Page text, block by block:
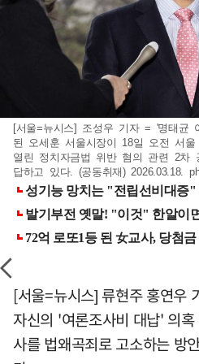
[서울=뉴시스] 조성우 기자 = '명태균
된 오세훈 서울시장이 18일 오전 서울
열린 정치자금법 위반 혐의 관련 2차
답하고 있다. (공동취재) 2026.03.18.
[서울=뉴시스] 류현주 홍연우
자신의 '여론조사비 대납' 의
사를 법왜곡죄로 고소하는 방